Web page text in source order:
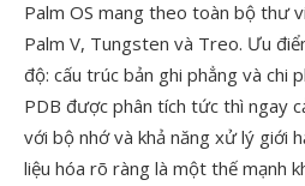
Palm OS mang theo toàn bộ thư
Palm V, Tungsten và Treo. Ưu
độ: cấu trúc bản ghi phẳng và chi
PDB được phân tích tức thì ngay
với bộ nhớ và khả năng xử lý giới
liệu hóa rõ ràng là một thế mạnh